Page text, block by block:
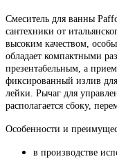
Смеситель для ванны
сантехники от
высоким качеством,
обладает компактными
презентабельным, а
фиксированный излив
лейки. Рычаг для
располагается сбоку,
Особенности и
в производстве